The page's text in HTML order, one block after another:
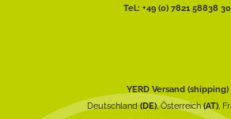
Tel.: +49 (0) 7821 58838 30
YERD Versand (shipping)
Deutschland(DE), Österreich(AT),